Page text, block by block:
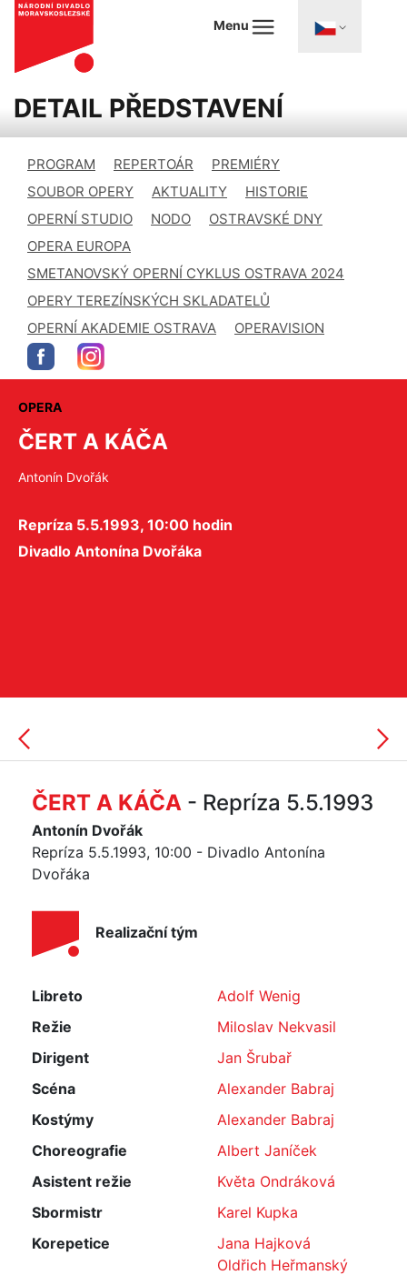
Menu
DETAIL PŘEDSTAVENÍ
PROGRAM REPERTOÁR
PREMIÉRY
SOUBOR OPERY
AKTUALITY
HISTORIE
OPERNÍ STUDIO
NODO
OSTRAVSKÉ DNY
OPERA EUROPA
SMETANOVSKÝ OPERNÍ CYKLUS OSTRAVA 2024
OPERY TEREZÍNSKÝCH SKLADATELŮ
OPERNÍ AKADEMIE OSTRAVA
OPERAVISION
OPERA
ČERT A KÁČA
Antonín Dvořák
Repríza 5.5.1993, 10:00 hodin
Divadlo Antonína Dvořáka
ČERT A KÁČA - Repríza 5.5.1993
Antonín Dvořák
Repríza 5.5.1993, 10:00 - Divadlo Antonína
Dvořáka
Realizační tým
Libreto
Adolf Wenig
Režie
Miloslav Nekvasil
Dirigent
Jan Šrubař
Scéna
Alexander Babraj
Kostýmy
Alexander Babraj
Choreografie
Albert Janíček
Asistent režie
Květa Ondráková
Sbormistr
Karel Kupka
Korepetice
Jana Hajková
Oldřich Heřmanský